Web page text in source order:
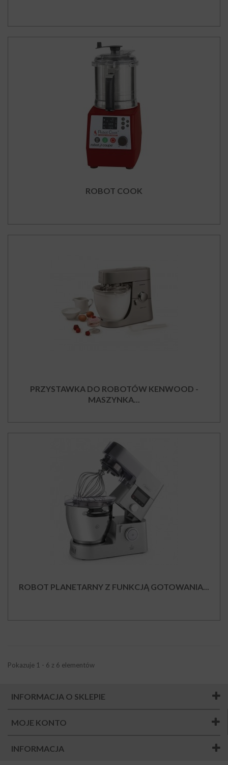
ROBOT COOK
PRZYSTAWKA DO ROBOTÓW KENWOOD -
MASZYNKA...
ROBOT PLANETARNY Z FUNKCJĄ GOTOWANIA...
Pokazuje 1 - 6 z 6 elementów
INFORMACJA O SKLEPIE
MOJE KONTO
INFORMACJA